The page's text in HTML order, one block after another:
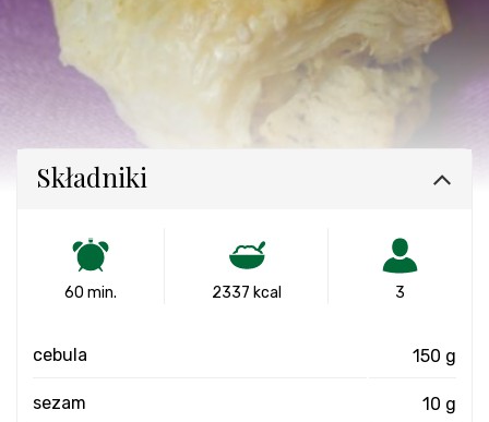
Składniki
60 min. 2337 kcal 3
cebula 150 g
sezam 10 g